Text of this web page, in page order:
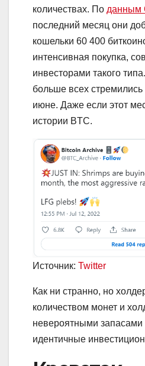
количествах. По данным
последний месяц они
кошельки 60 400
интенсивная покупка,
инвесторами такого
больше всех стремились
июне. Даже если этот
истории BTC.
Источник: Twitter
Как ни странно, но
количеством монет и
невероятными
идентичные